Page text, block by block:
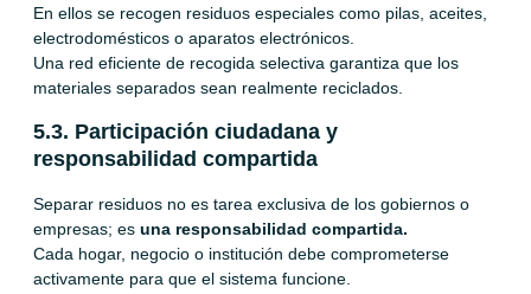
En ellos se recogen residuos especiales como pilas, aceites,
electrodomésticos o aparatos electrónicos.
Una red eficiente de recogida selectiva garantiza que los
materiales separados sean realmente reciclados.
5.3. Participación ciudadana y
responsabilidad compartida
Separar residuos no es tarea exclusiva de los gobiernos o
empresas; es una responsabilidad compartida.
Cada hogar, negocio o institución debe comprometerse
activamente para que el sistema funcione.